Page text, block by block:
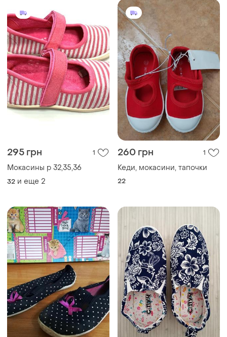
295 грн 1
Мокасины р 32,35,36
32 и еще 2
260 грн 1
Кеди, мокасини, тапочки
22